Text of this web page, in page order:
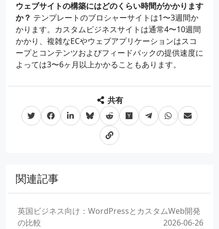
ウェブサイトの構築にはどのくらい時間がかかります
か？ テンプレートのブロシャーサイトは1〜3週間か
かります。カスタムビジネスサイトは通常4〜10週間
かかり、複雑なECやウェブアプリケーションはスコ
ープとコンテンツおよびフィードバックの提供速度に
よっては3〜6ヶ月以上かかることもあります。
共有
関連記事
英国ビジネス向け：WordPressとカスタムWeb開発
の比較
2026-06-26